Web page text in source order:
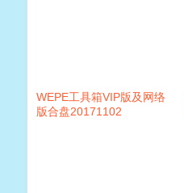
WEPE工具箱VIP版及网络
版合盘20171102